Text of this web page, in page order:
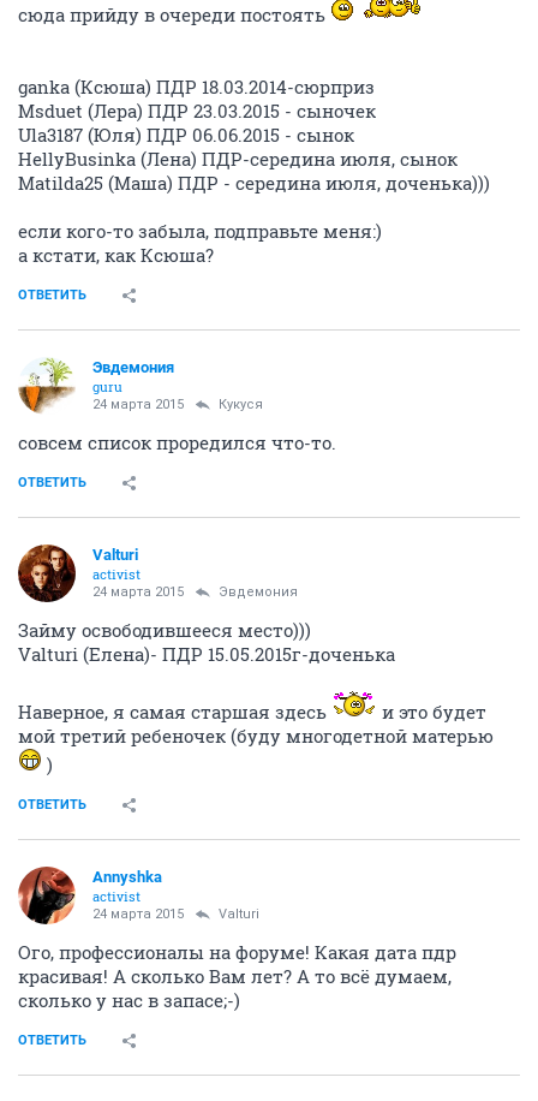
сюда прийду в очереди постоять
ganka (Ксюша) ПДР 18.03.2014-сюрприз
Msduet (Лера) ПДР 23.03.2015 - сыночек
Ula3187 (Юля) ПДР 06.06.2015 - сынок
HellyBusinka (Лена) ПДР-середина июля, сынок
Matilda25 (Маша) ПДР - середина июля, доченька)))
если кого-то забыла, подправьте меня:)
а кстати, как Ксюша?
ОТВЕТИТЬ
Эвдемония
guru
24 марта 2015 Кукуся
совсем список проредился что-то.
ОТВЕТИТЬ
Valturi
activist
24 марта 2015 Эвдемония
Займу освободившееся место)))
Valturi (Елена)- ПДР 15.05.2015г-доченька
Наверное, я самая старшая здесь
и это будет
мой третий ребеночек (буду многодетной матерью
)
ОТВЕТИТЬ
Annyshka
activist
24 марта 2015 Valturi
Ого, профессионалы на форуме! Какая дата пдр
красивая! А сколько Вам лет? А то всё думаем,
сколько у нас в запасе;-)
ОТВЕТИТЬ